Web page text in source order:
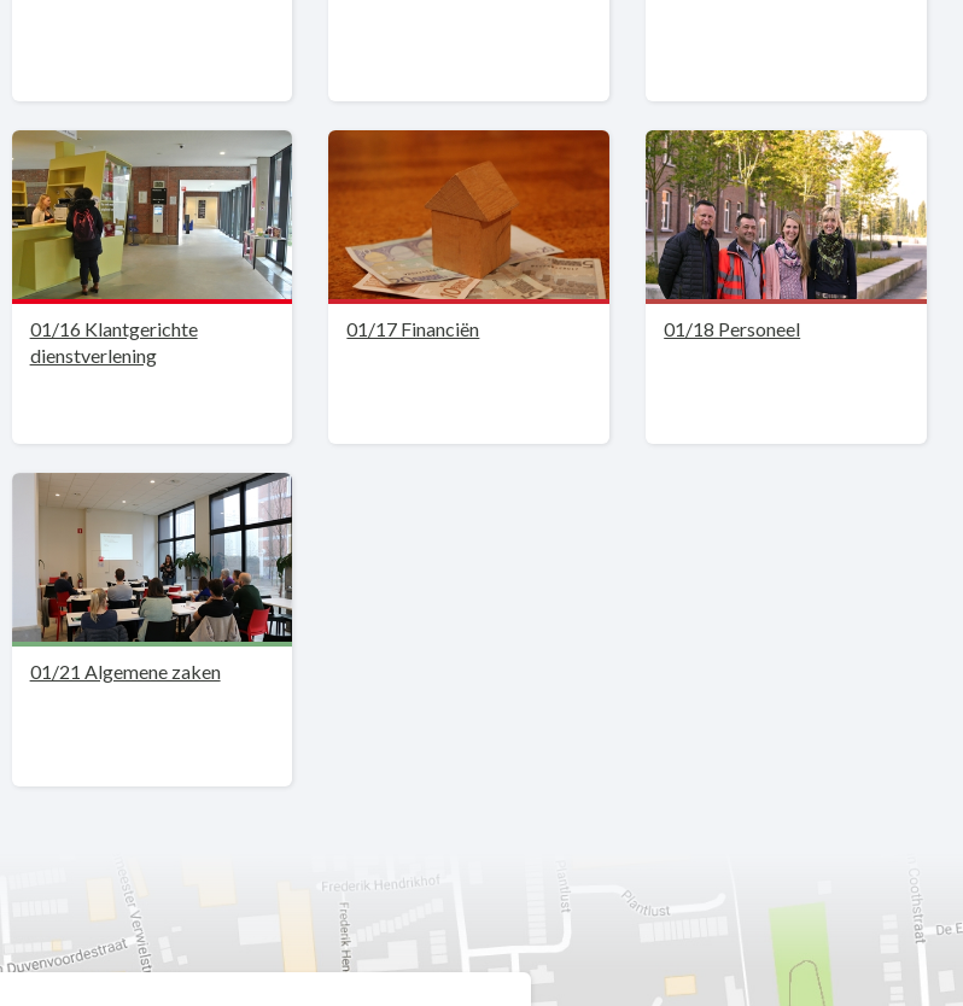
01/16 Klantgerichte
dienstverlening
01/17 Financiën 01/18 Personeel
01/21 Algemene zaken